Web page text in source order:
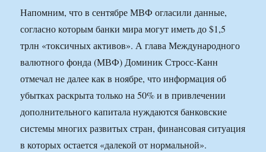
Напомним, что в сентябре МВФ огласили данные,
согласно которым банки мира могут иметь до $1,5
трлн «токсичных активов». А глава Международного
валютного фонда (МВФ) Доминик Стросс-Канн
отмечал не далее как в ноябре, что информация об
убытках раскрыта только на 50% и в привлечении
дополнительного капитала нуждаются банковские
системы многих развитых стран, финансовая ситуация
в которых остается «далекой от нормальной».